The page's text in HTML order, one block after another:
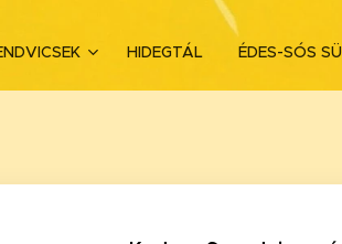
HIDEGTÁL ÉDES-SÓS